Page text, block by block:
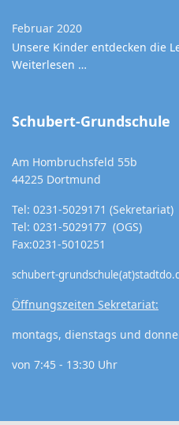
Februar 2020
Unsere Kinder entdecken die
Weiterlesen …
Schubert-Grundschule
Am Hombruchsfeld 55b
44225 Dortmund
Tel: 0231-5029171 (Sekretariat)
Tel: 0231-5029177 (OGS)
Fax:0231-5010251
schubert-
Öffnungszeiten Sekretariat:
montags, dienstags und
von 7:45 - 13:30 Uhr